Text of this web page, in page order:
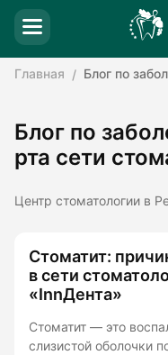
Главная Блог по
Блог по
рта сети
Центр стоматологии в
Стоматит:
в сети
«InnДента»
Стоматит — это
слизистой оболочки